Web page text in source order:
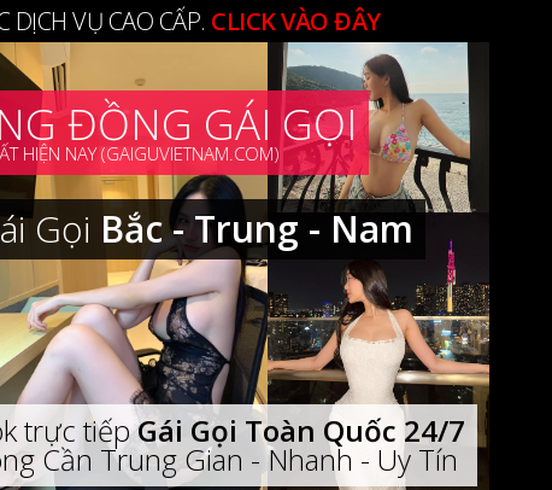
VỤ CAO CẤP. CLICK VÀO ĐÂY
Gọi Bắc - Trung - Nam
ĐỒNG GÁI GỌI
HIỆN NAY (GAIGUVIETNAM.COM)
trực tiếpGái Gọi Toàn Quốc 24/7
Cần Trung Gian - Nhanh - Uy Tín